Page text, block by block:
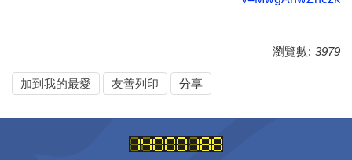
瀏覽數: 3979
加到我的最愛 友善列印 分享